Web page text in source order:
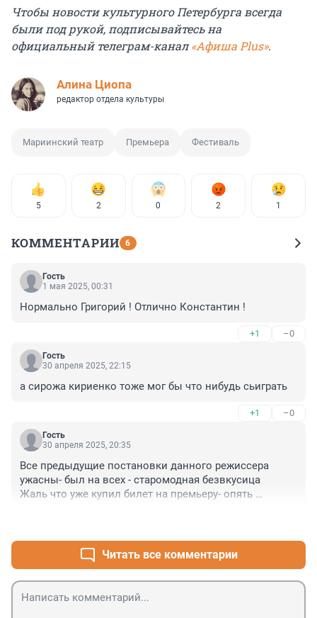
Чтобы новости культурного Петербурга всегда
были под рукой, подписывайтесь на
официальный телеграм-канал«Афиша Plus».
Алина Циопа
редактор отдела культуры
Мариинский театр Премьера Фестиваль
5 2 0 2 1
КОММЕНТАРИИ 6
Гость
1 мая 2025, 00:31
Нормально Григорий ! Отлично Константин !
+1 –0
Гость
30 апреля 2025, 22:15
а сирожа кириенко тоже мог бы что нибудь сьиграть
+1 –0
Гость
30 апреля 2025, 20:35
Все предыдущие постановки данного режиссера
ужасны- был на всех - старомодная безвкусица
Жаль что уже купил билет на премьеру- опять
Читать все комментарии